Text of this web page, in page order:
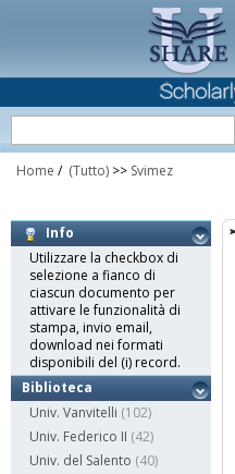
Home / (Tutto) >> Svimez
Info
Utilizzare la checkbox di
selezione a fianco di
ciascun documento per
attivare le funzionalità di
stampa, invio email,
download nei formati
disponibili del (i) record.
Biblioteca
Univ. Vanvitelli (102)
Univ. Federico II (42)
Univ. del Salento (40)